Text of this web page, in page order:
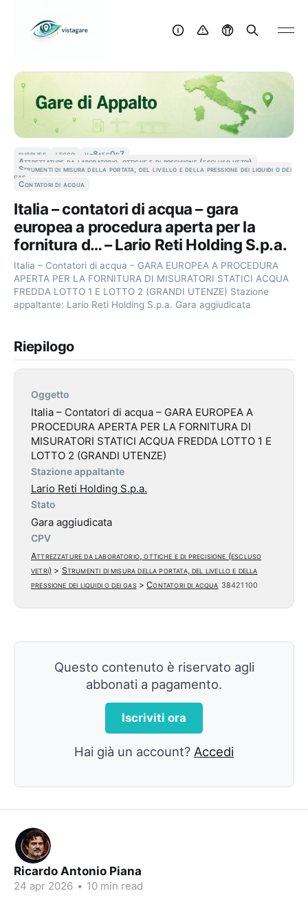
supplies lecco v-8aec0d7
Attrezzature da laboratorio, ottiche e di precisione (escluso vetri)
Strumenti di misura della portata, del livello e della pressione dei liquidi o dei
gas
Contatori di acqua
Italia – contatori di acqua – gara
europea a procedura aperta per la
fornitura d… – Lario Reti Holding S.p.a.
Italia – Contatori di acqua – GARA EUROPEA A PROCEDURA
APERTA PER LA FORNITURA DI MISURATORI STATICI ACQUA
FREDDA LOTTO 1 E LOTTO 2 (GRANDI UTENZE) Stazione
appaltante: Lario Reti Holding S.p.a. Gara aggiudicata
Riepilogo
Oggetto
Italia – Contatori di acqua – GARA EUROPEA A
PROCEDURA APERTA PER LA FORNITURA DI
MISURATORI STATICI ACQUA FREDDA LOTTO 1 E
LOTTO 2 (GRANDI UTENZE)
Stazione appaltante
Lario Reti Holding S.p.a.
Stato
Gara aggiudicata
CPV
Attrezzature da laboratorio, ottiche e di precisione (escluso
vetri) > Strumenti di misura della portata, del livello e della
pressione dei liquidi o dei gas>Contatori di acqua 38421100
Questo contenuto è riservato agli
abbonati a pagamento.
Iscriviti ora
Hai già un account? Accedi
Ricardo Antonio Piana
24 apr 2026 • 10 min read